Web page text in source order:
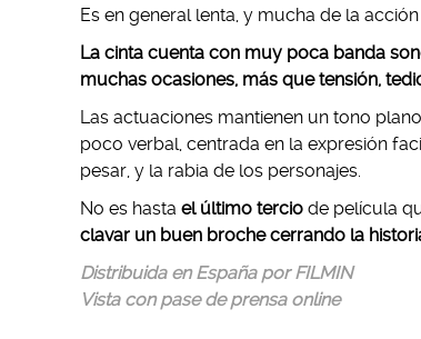
Es en general lenta, y mucha de la
La cinta cuenta con muy poca banda
muchas ocasiones, más que tensión,
Las actuaciones mantienen un tono
poco verbal, centrada en la expresión
pesar, y la rabia de los personajes.
No es hasta el último tercio de película
clavar un buen broche cerrando la
Distribuida en España por FILMIN
Vista con pase de prensa online